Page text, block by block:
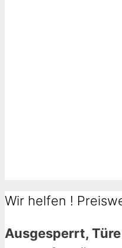
Wir helfen !
Ausgesperrt,